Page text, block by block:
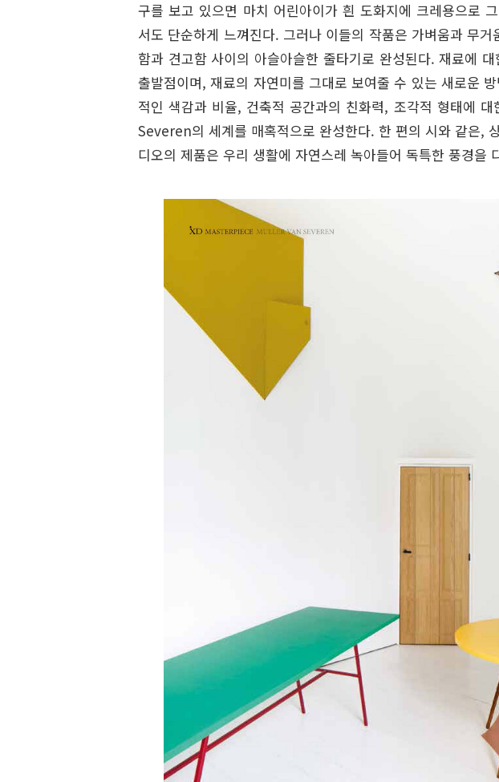
구를 보고 있으면 마치 어린아이가 흰 도화지에 크레용으로
서도 단순하게 느껴진다. 그러나 이들의 작품은 가벼움과 무
함과 견고함 사이의 아슬아슬한 줄타기로 완성된다. 재료에
출발점이며, 재료의 자연미를 그대로 보여줄 수 있는 새로운
적인 색감과 비율, 건축적 공간과의 친화력, 조각적 형태에
Severen의 세계를 매혹적으로 완성한다. 한 편의 시와 같은,
디오의 제품은 우리 생활에 자연스레 녹아들어 독특한 풍경을